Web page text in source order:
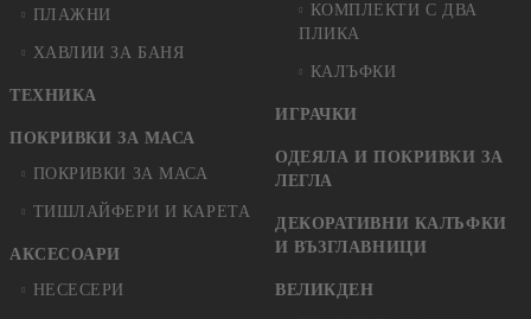
ПЛАЖНИ
ХАВЛИИ ЗА БАНЯ
ТЕХНИКА
ПОКРИВКИ ЗА МАСА
ПОКРИВКИ ЗА МАСА
ТИШЛАЙФЕРИ И КАРЕТА
АКСЕСОАРИ
НЕСЕСЕРИ
КОМПЛЕКТИ С ДВА
ПЛИКА
КАЛЪФКИ
ИГРАЧКИ
ОДЕЯЛА И ПОКРИВКИ ЗА
ЛЕГЛА
ДЕКОРАТИВНИ КАЛЪФКИ
И ВЪЗГЛАВНИЦИ
ВЕЛИКДЕН